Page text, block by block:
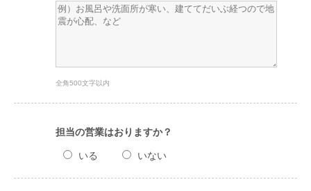
全角500文字以内
担当の営業はおりますか？
いる いない